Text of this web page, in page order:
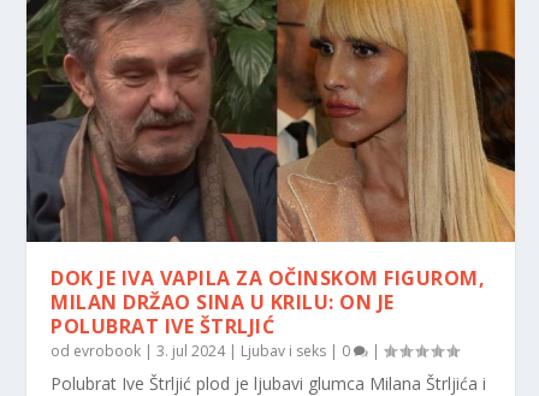
DOK JE IVA VAPILA ZA OČINSKOM FIGUROM,
MILAN DRŽAO SINA U KRILU: ON JE
POLUBRAT IVE ŠTRLJIĆ
od evrobook |3. jul 2024| Ljubav i seks | 0 |
Polubrat Ive Štrljić plod je ljubavi glumca Milana Štrljića i